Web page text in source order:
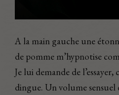
A la main gauche une
de pomme m’hypnotise
Je lui demande de
dingue. Un volume